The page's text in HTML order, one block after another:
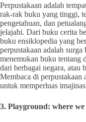
Perpustakaan adalah
rak-rak buku yang tinggi,
pengetahuan, dan
jelajahi. Dari buku cerita
buku ensiklopedia yang
perpustakaan adalah
menemukan buku tentang
dari berbagai negara, atau
Membaca di perpustakaan
untuk memperluas
3. Playground: where